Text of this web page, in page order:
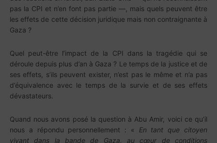
pas la CPI et n’en font pas partie —, mais quels peuvent être
les effets de cette décision juridique mais non contraignante à
Gaza ?
Quel peut-être l’impact de la CPI dans la tragédie qui se
déroule depuis plus d’an à Gaza ? Le temps de la justice et de
ses effets, s’ils peuvent exister, n’est pas le même et n’a pas
d’équivalence avec le temps de la survie et de ses effets
dévastateurs.
Quand nous avons posé la question à Abu Amir, voici ce qu’il
nous a répondu personnellement : « En tant que citoyen
vivant dans la bande de Gaza, au cœur de conditions